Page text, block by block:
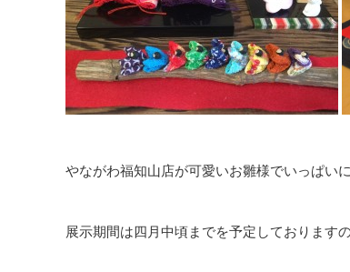
やながわ福知山店が可愛いお雛様でいっぱい
展示期間は四月中頃までを予定しております